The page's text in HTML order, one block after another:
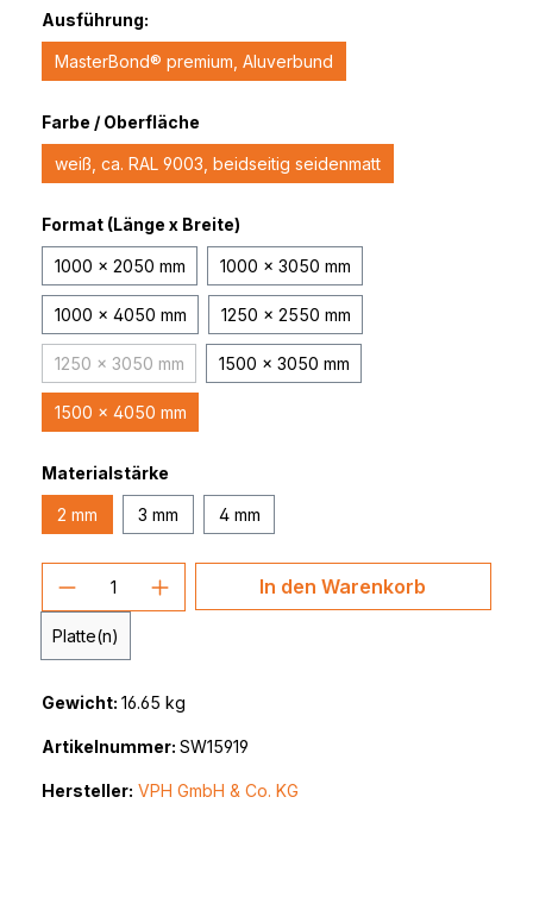
Ausführung:
MasterBond® premium, Aluverbund
Farbe / Oberfläche
weiß, ca. RAL 9003, beidseitig seidenmatt
Format (Länge x Breite)
1000 x 2050 mm 1000 x 3050 mm
1000 x 4050 mm 1250 x 2550 mm
1250 x 3050 mm(Diese Option ist zurzeit nicht verfügbar.)
1500 x 3050 mm
1500 x 4050 mm
Materialstärke
2 mm 3 mm 4 mm
Produkt Anzahl: Gib den
Platte(n)
In den Warenkorb
Gewicht: 16.65 kg
Artikelnummer: SW15919
Hersteller: VPH GmbH & Co. KG